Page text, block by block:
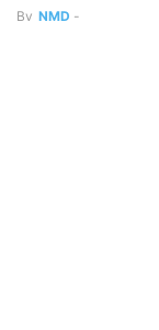
By NMD -